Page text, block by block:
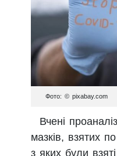
Фото: © pixabay.com
Вчені
мазків, взятих
з яких були